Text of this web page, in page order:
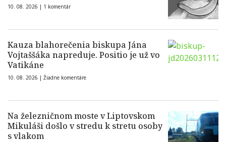
10. 08. 2026 | 1 komentár
Kauza blahorečenia biskupa Jána
Vojtaššáka napreduje. Positio je už vo
Vatikáne
10. 08. 2026 | Žiadne komentáre
Na železničnom moste v Liptovskom
Mikuláši došlo v stredu k stretu osoby
s vlakom